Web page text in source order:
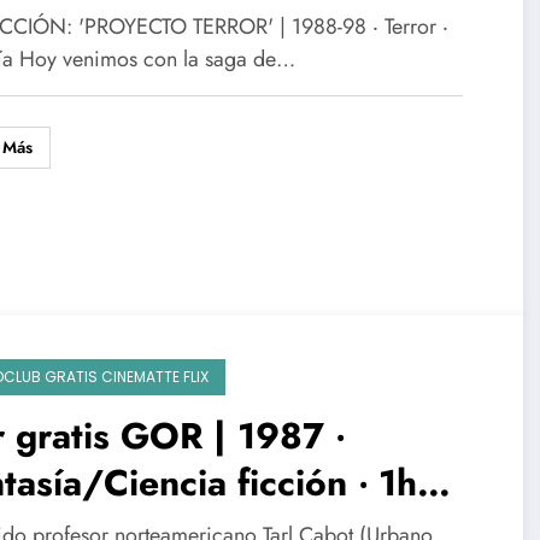
Terror ‧ Trilogía
'PROYECTO TERROR' | 1988-98 ‧ Terror ‧
Hoy venimos con la saga de…
GRATIS CINEMATTE FLIX
gratis GOR | 1987 ‧
Ciencia ficción ‧ 1h